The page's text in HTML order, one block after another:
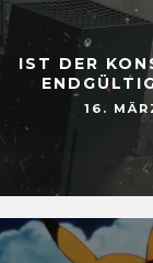
IST DER
16.